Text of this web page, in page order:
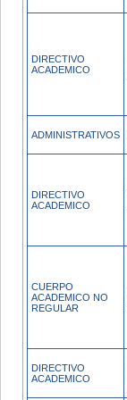
DIRECTIVO
ACADEMICO
ADMINISTRATIVOS
DIRECTIVO
ACADEMICO
CUERPO
ACADEMICO NO
REGULAR
DIRECTIVO
ACADEMICO